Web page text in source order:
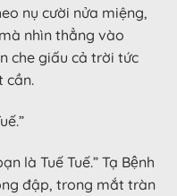
nụ cười nửa miệng,
nhìn thẳng vào
che giấu cả trời tức
cần.
là Tuế Tuế.” Tạ Bệnh
đập, trong mắt tràn